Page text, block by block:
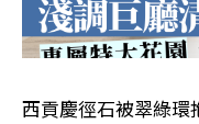
西貢慶徑石被翠綠環